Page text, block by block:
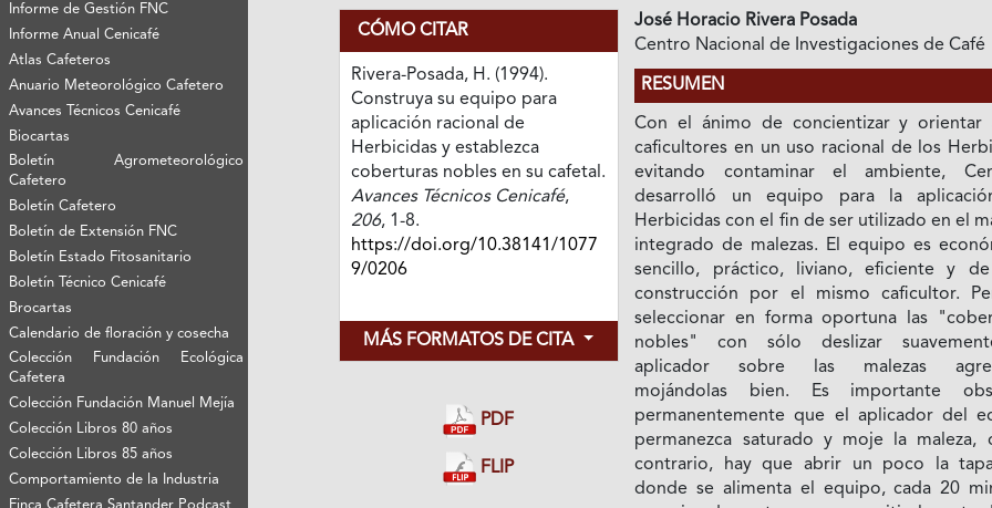
Informe de Gestión FNC
Informe Anual Cenicafé
Atlas Cafeteros
Anuario Meteorológico Cafetero
Avances Técnicos Cenicafé
Biocartas
Boletín Agrometeorológico
Cafetero
Boletín Cafetero
Boletín de Extensión FNC
Boletín Estado Fitosanitario
Boletín Técnico Cenicafé
Brocartas
Calendario de floración y cosecha
Colección Fundación Ecológica
Cafetera
Colección Fundación Manuel Mejía
Colección Libros 80 años
Colección Libros 85 años
Comportamiento de la Industria
Finca Cafetera Santander Podcast
CÓMO CITAR
Rivera-Posada, H. (1994).
Construya su equipo para
aplicación racional de
Herbicidas y establezca
coberturas nobles en su cafetal.
Avances Técnicos Cenicafé,
206, 1-8.
https://doi.org/10.38141/1077
9/0206
MÁS FORMATOS DE CITA
PDF
FLIP
José Horacio Rivera Posada
Centro Nacional de Investigaciones de Café
RESUMEN
Con el ánimo de concientizar y orientar
caficultores en un uso racional de los
evitando contaminar el ambiente,
desarrolló un equipo para la
Herbicidas con el fin de ser utilizado en el
integrado de malezas. El equipo es
sencillo, práctico, liviano, eficiente y de
construcción por el mismo caficultor.
seleccionar en forma oportuna las
nobles" con sólo deslizar
aplicador sobre las malezas
mojándolas bien. Es importante
permanentemente que el aplicador del
permanezca saturado y moje la maleza,
contrario, hay que abrir un poco la
donde se alimenta el equipo, cada 20